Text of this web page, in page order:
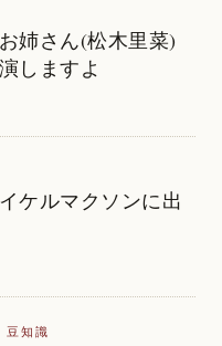
姉さん(松木里菜)
しますよ
ケルマクソンに出
豆知識